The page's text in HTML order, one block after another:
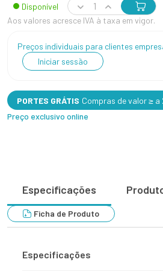
Disponível
Aos valores acresce IVA à taxa em vigor.
Preços individuais para clientes
Iniciar sessão
PORTES GRÁTIS Compras de valor ≥ a
Preço exclusivo online
Especificações
Ficha de Produto
Especificações